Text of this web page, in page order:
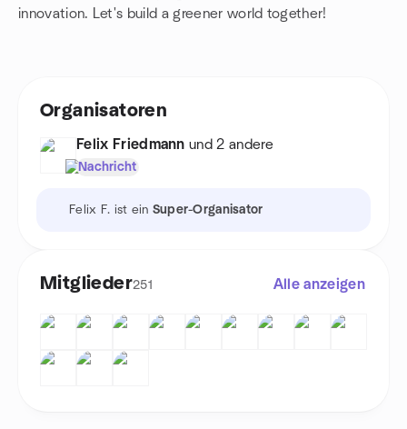
innovation. Let's build a greener world together!
Organisatoren
Felix Friedmann und 2 andere
Nachricht
Felix F. ist ein Super-Organisator
Mitglieder251 Alle anzeigen